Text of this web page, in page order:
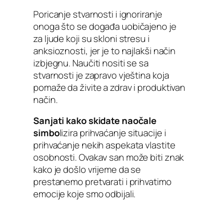
Poricanje stvarnosti i ignoriranje
onoga što se događa uobičajeno je
za ljude koji su skloni stresu i
anksioznosti, jer je to najlakši način
izbjegnu. Naučiti nositi se sa
stvarnosti je zapravo vještina koja
pomaže da živite a zdrav i produktivan
način.
Sanjati kako skidate naočale
simbolizira prihvaćanje situacije i
prihvaćanje nekih aspekata vlastite
osobnosti. Ovakav san može biti znak
kako je došlo vrijeme da se
prestanemo pretvarati i prihvatimo
emocije koje smo odbijali.